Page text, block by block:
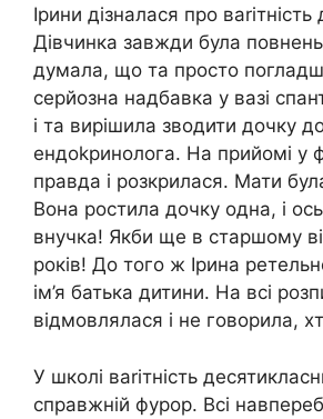
Ірини дізналася про ваrітність
Дівчинка завжди була
думала, що та просто
серйозна надбавка у вазі
і та вирішила зводити дочку
ендоkринолога. На прийомі у
правда і розкрилася. Мати
Вона ростила дочку одна, і
внучка! Якби ще в старшому
років! До того ж Ірина
ім’я батька дитини. На всі
відмовлялася і не говорила,
У школі ваrітність
справжній фурор. Всі